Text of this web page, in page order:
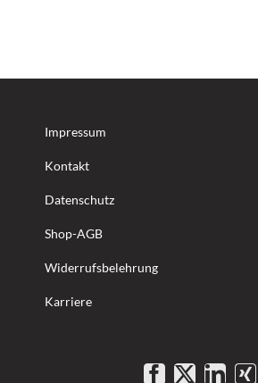
Impressum
Kontakt
Datenschutz
Shop-AGB
Widerrufsbelehrung
Karriere